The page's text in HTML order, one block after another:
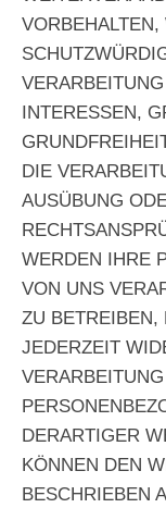
INTERESSEN,
DIE
AUSÜBUNG
WERDEN IHRE
VON UNS
ZU BETREIBEN,
JEDERZEIT
DERARTIGER
KÖNNEN DEN
BESCHRIEBEN